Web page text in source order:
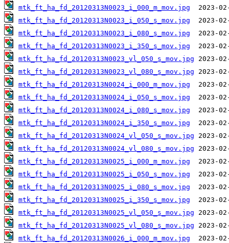
mtk_ft_ha_fd_20120313N0023_i_000_m_mov.jpg
mtk_ft_ha_fd_20120313N0023_i_050_s_mov.jpg
mtk_ft_ha_fd_20120313N0023_i_080_s_mov.jpg
mtk_ft_ha_fd_20120313N0023_i_350_s_mov.jpg
mtk_ft_ha_fd_20120313N0023_vl_050_s_mov.jpg
mtk_ft_ha_fd_20120313N0023_vl_080_s_mov.jpg
mtk_ft_ha_fd_20120313N0024_i_000_m_mov.jpg
mtk_ft_ha_fd_20120313N0024_i_050_s_mov.jpg
mtk_ft_ha_fd_20120313N0024_i_080_s_mov.jpg
mtk_ft_ha_fd_20120313N0024_i_350_s_mov.jpg
mtk_ft_ha_fd_20120313N0024_vl_050_s_mov.jpg
mtk_ft_ha_fd_20120313N0024_vl_080_s_mov.jpg
mtk_ft_ha_fd_20120313N0025_i_000_m_mov.jpg
mtk_ft_ha_fd_20120313N0025_i_050_s_mov.jpg
mtk_ft_ha_fd_20120313N0025_i_080_s_mov.jpg
mtk_ft_ha_fd_20120313N0025_i_350_s_mov.jpg
mtk_ft_ha_fd_20120313N0025_vl_050_s_mov.jpg
mtk_ft_ha_fd_20120313N0025_vl_080_s_mov.jpg
mtk_ft_ha_fd_20120313N0026_i_000_m_mov.jpg